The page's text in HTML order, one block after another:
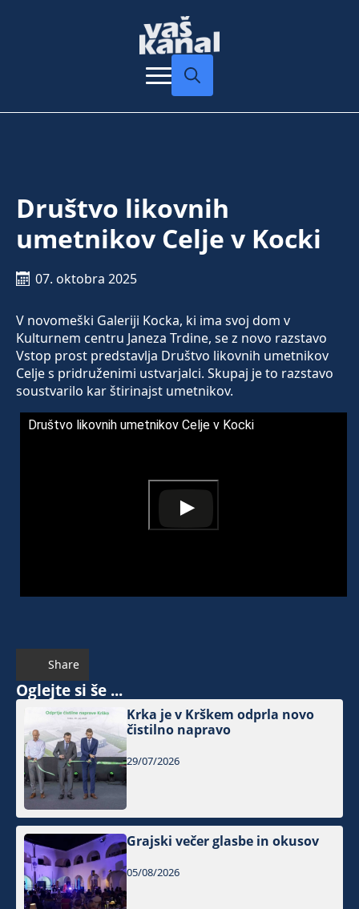
Društvo likovnih
umetnikov Celje v Kocki
07. oktobra 2025
V novomeški Galeriji Kocka, ki ima svoj dom v
Kulturnem centru Janeza Trdine, se z novo razstavo
Vstop prost predstavlja Društvo likovnih umetnikov
Celje s pridruženimi ustvarjalci. Skupaj je to razstavo
soustvarilo kar štirinajst umetnikov.
Društvo likovnih umetnikov Celje v Kocki
Share
Oglejte si še ...
Krka je v Krškem odprla novo
čistilno napravo
29/07/2026
Grajski večer glasbe in okusov
05/08/2026